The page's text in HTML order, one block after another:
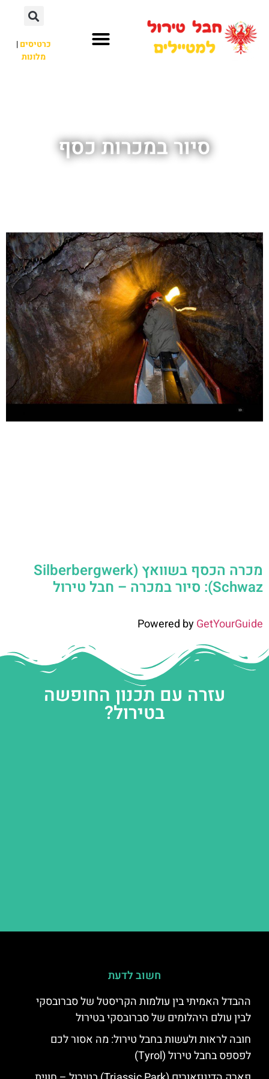
כרטיסים|
מלונות
סיור במכרות כסף
מכרה הכסף בשוואץ (Silberbergwerk
Schwaz): סיור במכרה – חבל טירול
Powered byGetYourGuide
עזרה עם תכנון החופשה
בטירול?
חשוב לדעת
ההבדל האמיתי בין עולמות הקריסטל של סברובסקי
לבין עולם היהלומים של סברובסקי בטירול
חובה לראות ולעשות בחבל טירול: מה אסור לכם
לפספס בחבל טירול (Tyrol)